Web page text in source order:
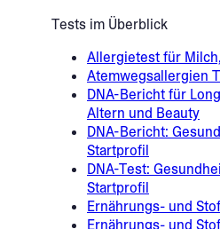
Tests im Überblick
Allergietest für
Atemwegsallergien
DNA-Bericht für
Altern und Beauty
DNA-Bericht:
Startprofil
DNA-Test:
Startprofil
Ernährungs- und